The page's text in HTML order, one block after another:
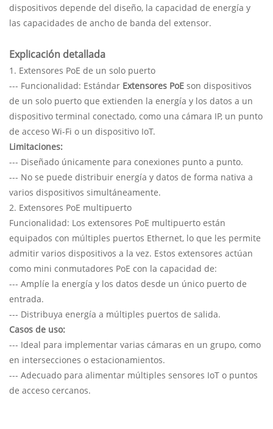
dispositivos depende del diseño, la capacidad de energía y
las capacidades de ancho de banda del extensor.
Explicación detallada
1. Extensores PoE de un solo puerto
--- Funcionalidad: Estándar Extensores PoE son dispositivos
de un solo puerto que extienden la energía y los datos a un
dispositivo terminal conectado, como una cámara IP, un punto
de acceso Wi-Fi o un dispositivo IoT.
Limitaciones:
--- Diseñado únicamente para conexiones punto a punto.
--- No se puede distribuir energía y datos de forma nativa a
varios dispositivos simultáneamente.
2. Extensores PoE multipuerto
Funcionalidad: Los extensores PoE multipuerto están
equipados con múltiples puertos Ethernet, lo que les permite
admitir varios dispositivos a la vez. Estos extensores actúan
como mini conmutadores PoE con la capacidad de:
--- Amplíe la energía y los datos desde un único puerto de
entrada.
--- Distribuya energía a múltiples puertos de salida.
Casos de uso:
--- Ideal para implementar varias cámaras en un grupo, como
en intersecciones o estacionamientos.
--- Adecuado para alimentar múltiples sensores IoT o puntos
de acceso cercanos.